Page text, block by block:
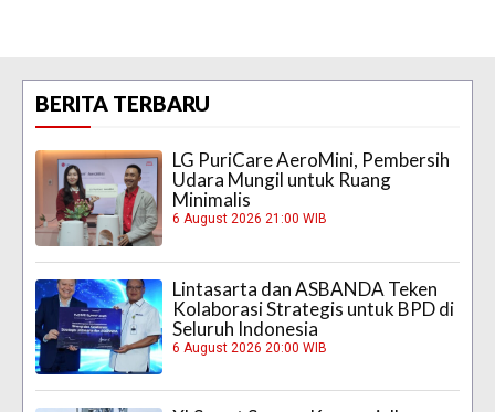
BERITA TERBARU
LG PuriCare AeroMini, Pembersih
Udara Mungil untuk Ruang
Minimalis
6 August 2026 21:00 WIB
Lintasarta dan ASBANDA Teken
Kolaborasi Strategis untuk BPD di
Seluruh Indonesia
6 August 2026 20:00 WIB